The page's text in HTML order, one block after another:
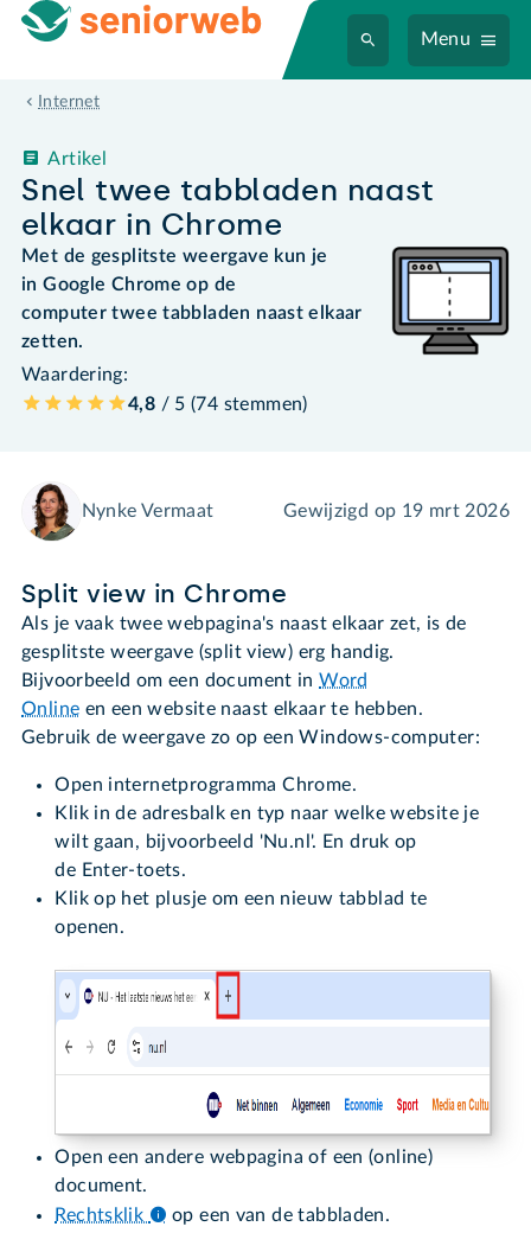
Menu
Internet
Snel twee tabbladen naast
elkaar in Chrome
Artikel
Met de gesplitste weergave kun je
in Google Chrome op de
computer twee tabbladen naast elkaar
zetten.
Waardering:
4,8 / 5 (74 stemmen)
Nynke Vermaat Gewijzigd op 19 mrt 2026
Split view in Chrome
Als je vaak twee webpagina's naast elkaar zet, is de
gesplitste weergave (split view) erg handig.
Bijvoorbeeld om een document inWord
Online en een website naast elkaar te hebben.
Gebruik de weergave zo op een Windows-computer:
Open internetprogramma Chrome.
Klik in de adresbalk en typ naar welke website je
wilt gaan, bijvoorbeeld 'Nu.nl'. En druk op
de Enter-toets.
Klik op het plusje om een nieuw tabblad te
openen.
Open een andere webpagina of een (online)
document.
Rechtsklik
op een van de tabbladen.